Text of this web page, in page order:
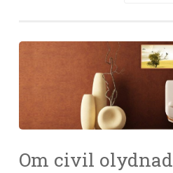
Om civil olydnad